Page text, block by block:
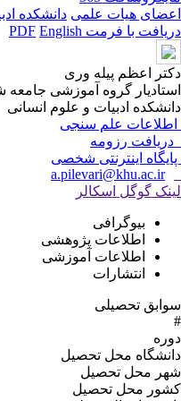
اعضای هیات علمی دانشکده
دریافت با فرمت PDF English
دکتر اعظم پیله وری
استادیار گروه آموزشی
دانشکده ادبیات و علوم انسانی
اطلاعات علم سنجی
دریافت رزومه
پایگاه اینترنتی شخصی
a.pilevari@khu.ac.ir
لینک گوگل اسکالر
بیوگرافی
اطلاعات پژوهشی
اطلاعات آموزشی
انتشارات
سوابق تحصیلی
#
دوره
دانشگاه محل تحصیل
شهر محل تحصیل
کشور محل تحصیل